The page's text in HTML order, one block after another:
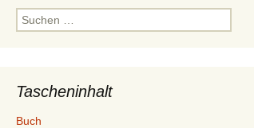
Suchen
nach:
Tascheninhalt
Buch